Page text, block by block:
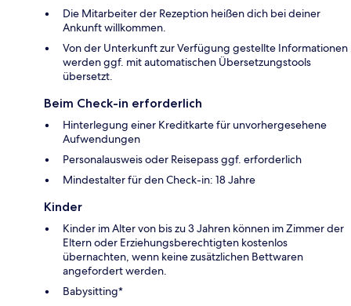
Die Mitarbeiter der Rezeption heißen dich bei deiner
Ankunft willkommen.
Von der Unterkunft zur Verfügung gestellte Informationen
werden ggf. mit automatischen Übersetzungstools
übersetzt.
Beim Check-in erforderlich
Hinterlegung einer Kreditkarte für unvorhergesehene
Aufwendungen
Personalausweis oder Reisepass ggf. erforderlich
Mindestalter für den Check-in: 18 Jahre
Kinder
Kinder im Alter von bis zu 3 Jahren können im Zimmer der
Eltern oder Erziehungsberechtigten kostenlos
übernachten, wenn keine zusätzlichen Bettwaren
angefordert werden.
Babysitting*